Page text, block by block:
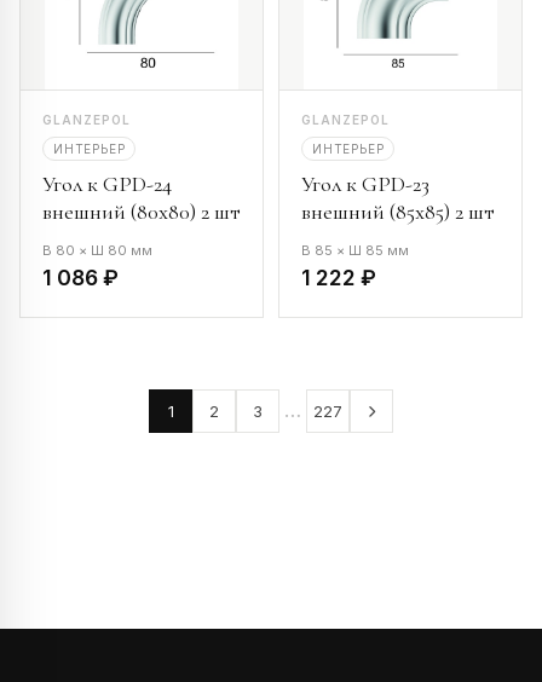
GLANZEPOL
ИНТЕРЬЕР
Угол к GPD-24
внешний (80х80) 2 шт
В 80 × Ш 80 мм
1 086 ₽
GLANZEPOL
ИНТЕРЬЕР
Угол к GPD-23
внешний (85х85) 2 шт
В 85 × Ш 85 мм
1 222 ₽
1 2 3 … 227